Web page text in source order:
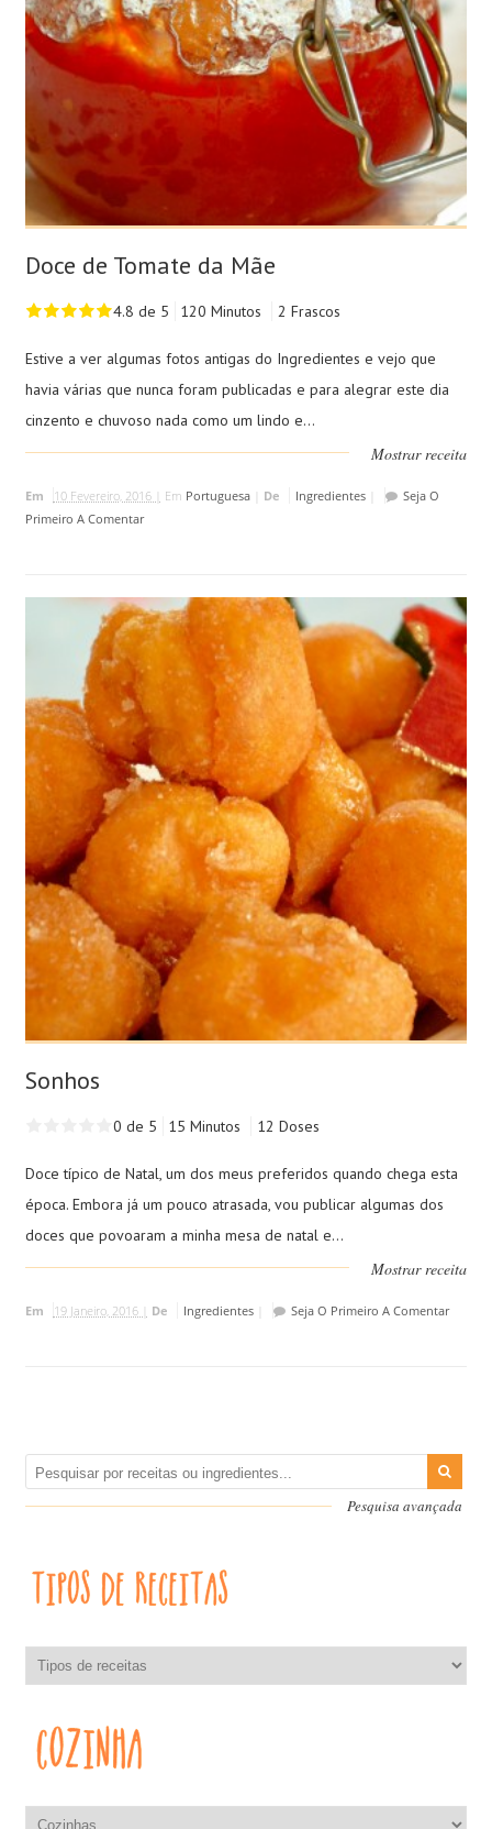
Doce de Tomate da Mãe
4.8 de 5 120 Minutos 2 Frascos
Estive a ver algumas fotos antigas do Ingredientes e vejo que
havia várias que nunca foram publicadas e para alegrar este dia
cinzento e chuvoso nada como um lindo e...
Mostrar receita
Em 10 Fevereiro, 2016 | Em Portuguesa| De Ingredientes|
Seja O
Primeiro A Comentar
Sonhos
0 de 5 15 Minutos 12 Doses
Doce típico de Natal, um dos meus preferidos quando chega esta
época. Embora já um pouco atrasada, vou publicar algumas dos
doces que povoaram a minha mesa de natal e...
Mostrar receita
Em 19 Janeiro, 2016 | De Ingredientes| Seja O Primeiro A Comentar
Pesquisa avançada